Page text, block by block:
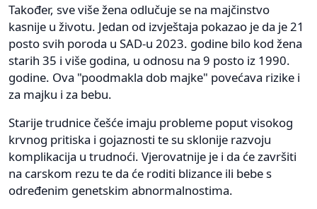
Također, sve više žena odlučuje se na majčinstvo
kasnije u životu. Jedan od izvještaja pokazao je da je 21
posto svih poroda u SAD-u 2023. godine bilo kod žena
starih 35 i više godina, u odnosu na 9 posto iz 1990.
godine. Ova "poodmakla dob majke" povećava rizike i
za majku i za bebu.
Starije trudnice češće imaju probleme poput visokog
krvnog pritiska i gojaznosti te su sklonije razvoju
komplikacija u trudnoći. Vjerovatnije je i da će završiti
na carskom rezu te da će roditi blizance ili bebe s
određenim genetskim abnormalnostima.